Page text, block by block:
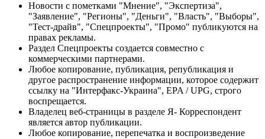
Новости с пометками "Мнение", "Экспертиза",
"Заявление", "Регионы", "Деньги", "Власть", "Выборы",
"Тест-драйв", "Спецпроекты", "Промо" публикуются на
правах рекламы.
Раздел Спецпроекты создается совместно с
коммерческими партнерами.
Любое копирование, публикация, републикация и
другое распространение информации, которое содержит
ссылку на "Интерфакс-Украина", EPA / UPG, строго
воспрещается.
Владелец веб-страницы в разделе Я- Корреспондент
является автор публикации.
Любое копирование, перепечатка и воспроизведение